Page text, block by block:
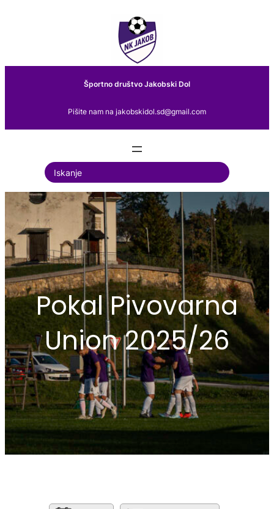
Športno društvo Jakobski Dol
Pišite nam na jakobskidol.sd@gmail.com
S
e
a
r
c
h
Pokal Pivovarna
Union 2025/26